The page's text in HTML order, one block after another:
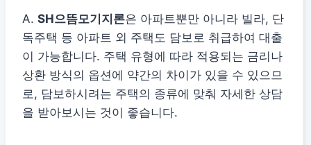
A. SH으뜸모기지론은 아파트뿐만 아니라 빌라, 단
독주택 등 아파트 외 주택도 담보로 취급하여 대출
이 가능합니다. 주택 유형에 따라 적용되는 금리나
상환 방식의 옵션에 약간의 차이가 있을 수 있으므
로, 담보하시려는 주택의 종류에 맞춰 자세한 상담
을 받아보시는 것이 좋습니다.